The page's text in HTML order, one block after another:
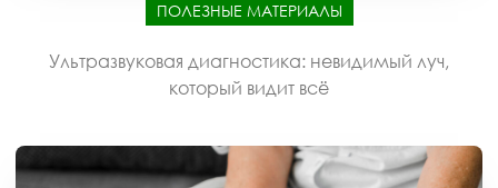
ПОЛЕЗНЫЕ МАТЕРИАЛЫ
Ультразвуковая диагностика: невидимый луч,
который видит всё